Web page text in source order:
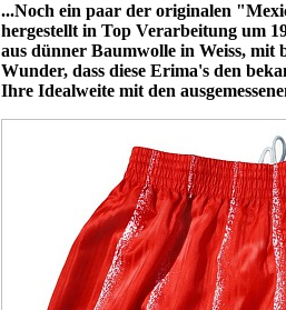
...Noch ein paar der originalen
hergestellt in Top Verarbeitung um
aus dünner Baumwolle in Weiss, mit
Wunder, dass diese Erima's den
Ihre Idealweite mit den